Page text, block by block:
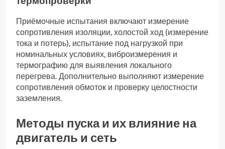
Приёмочные испытания включают измерение
сопротивления изоляции, холостой ход (измерение
тока и потерь), испытание под нагрузкой при
номинальных условиях, виброизмерения и
термографию для выявления локального
перегрева. Дополнительно выполняют измерение
сопротивления обмоток и проверку целостности
заземления.
Методы пуска и их влияние на
двигатель и сеть